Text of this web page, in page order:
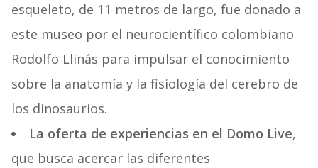
esqueleto, de 11 metros de largo, fue donado a
este museo por el neurocientífico colombiano
Rodolfo Llinás para impulsar el conocimiento
sobre la anatomía y la fisiología del cerebro de
los dinosaurios.
La oferta de experiencias en el Domo Live,
que busca acercar las diferentes